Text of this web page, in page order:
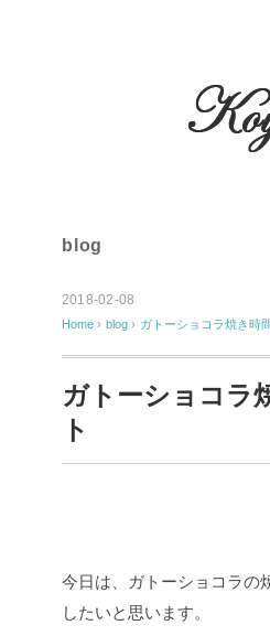
blog
2018-02-08
Home › blog › ガトーショコラ焼き時
ガトーショコラ
ト
今日は、ガトーショコラの
したいと思います。